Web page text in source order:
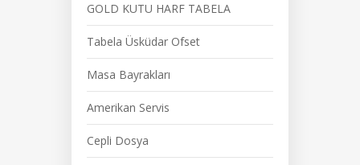
GOLD KUTU HARF TABELA
Tabela Üsküdar Ofset
Masa Bayrakları
Amerikan Servis
Cepli Dosya